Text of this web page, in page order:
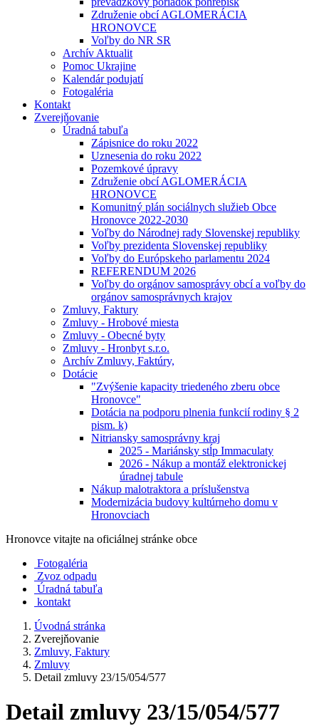
Združenie obcí AGLOMERÁCIA
HRONOVCE
Voľby do NR SR
Archív Aktualit
Pomoc Ukrajine
Kalendár podujatí
Fotogaléria
Kontakt
Zverejňovanie
Úradná tabuľa
Zápisnice do roku 2022
Uznesenia do roku 2022
Pozemkové úpravy
Združenie obcí AGLOMERÁCIA
HRONOVCE
Komunitný plán sociálnych služieb Obce
Hronovce 2022-2030
Voľby do Národnej rady Slovenskej republiky
Voľby prezidenta Slovenskej republiky
Voľby do Európskeho parlamentu 2024
REFERENDUM 2026
Voľby do orgánov samosprávy obcí a voľby do
orgánov samosprávnych krajov
Zmluvy, Faktury
Zmluvy - Hrobové miesta
Zmluvy - Obecné byty
Zmluvy - Hronbyt s.r.o.
Archív Zmluvy, Faktúry,
Dotácie
"Zvýšenie kapacity triedeného zberu obce
Hronovce"
Dotácia na podporu plnenia funkcií rodiny § 2
pism. k)
Nitriansky samosprávny kraj
2025 - Mariánsky stĺp Immaculaty
2026 - Nákup a montáž elektronickej
úradnej tabule
Nákup malotraktora a príslušenstva
Modernizácia budovy kultúrneho domu v
Hronovciach
Hronovce vitajte na oficiálnej stránke obce
Fotogaléria
Zvoz odpadu
Úradná tabuľa
kontakt
Úvodná stránka
Zverejňovanie
Zmluvy, Faktury
Zmluvy
Detail zmluvy 23/15/054/577
Detail zmluvy 23/15/054/577